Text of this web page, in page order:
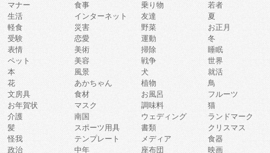
マナー
食事 乗り物 若者
生活
インターネット 友達 夏
軽食
災害 野菜 お正月
受験
恋愛 運動 冬
表情
美術 掃除 睡眠
ペット
美容 戦争 世界
本
風景 犬 就活
花
あかちゃん 植物 鳥
文房具
食材 お風呂 フルーツ
お年賀状
マスク 調味料 猫
介護
南国 ウェディング ランドマーク
髪
スポーツ用具 書類 クリスマス
怪我
テンプレート メディア 食器
政治
中年 座布団 映画